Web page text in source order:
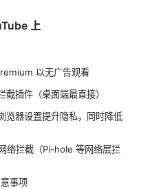
上
以无广告观看
插件（桌面端最直接）
览器设置提升隐私，同时降低
络拦截（Pi-hole 等网络层拦
事项